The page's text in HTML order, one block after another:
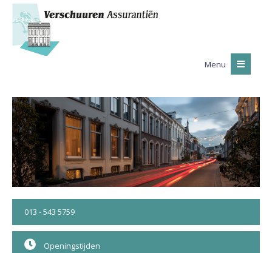
Menu
013 - 543 5759
Openingstijden